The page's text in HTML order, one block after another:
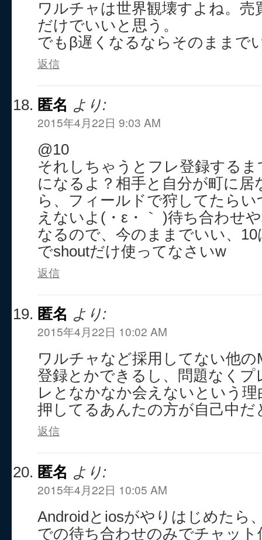
ワルチャは世界観壊すよね。
だけでいいと思う。
でもβ遅くなるならそのままで
返信
匿名 より:
2015年4月22日 9:03 AM
@10
それしちゃうとフレ登録する
になるよ？相手と自分が町に
ら、フィールドで狩してたら
えないよ(・ε・｀ )待ち合わせ
なるので、今のままでいい、
でshoutだけ使ってなさいw
返信
匿名 より:
2015年4月22日 10:02 AM
ワルチャなど採用してない他
登録とかできるし、問題なく
レとなかなか会えないという
押してるあんたの方が自己中だ
返信
匿名 より:
2015年4月22日 10:05 AM
Androidとiosがやりはじめたら
での待ち合わせのみでチャッ